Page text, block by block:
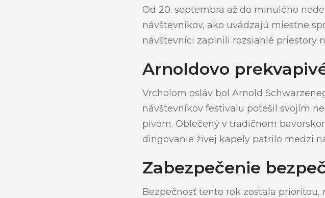
Od 20. septembra až do minulého
návštevníkov, ako uvádzajú miestne
návštevníci zaplnili rozsiahlé priestory
Arnoldovo
Vrcholom osláv bol Arnold
návštevníkov festivalu potešil svojím
pivom. Oblečený v tradičnom
dirigovanie živej kapely patrilo medzi
Zabezpečenie
Bezpečnosť tento rok zostala